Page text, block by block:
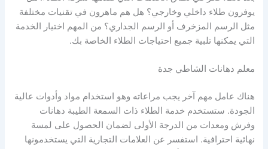
يوفرون طلاء داخلي وخارجي؟ هل هم ماهرون في تقنيات مختلفة
مثل الرسم المزخرف أو الرسم الجداري؟ من المهم اختيار الخدمة
التي يمكنها تلبية جميع احتياجات الطلاء الخاصة بك.
معلم دهانات الشاطي جدة
هناك عامل مهم آخر يجب مراعاته وهو استخدام مواد وأدوات عالية
الجودة. ستستخدم خدمة الطلاء ذات السمعة الطيبة دهانات
وفرش ومعدات من الدرجة الأولى لضمان الحصول على لمسة
نهائية احترافية. استفسر عن العلامات التجارية التي يستخدمونها